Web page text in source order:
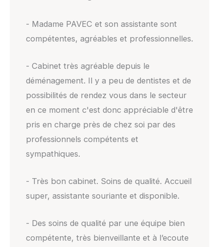
- Madame PAVEC et son assistante sont
compétentes, agréables et professionnelles.
- Cabinet très agréable depuis le
déménagement. Il y a peu de dentistes et de
possibilités de rendez vous dans le secteur
en ce moment c'est donc appréciable d'être
pris en charge près de chez soi par des
professionnels compétents et
sympathiques.
- Très bon cabinet. Soins de qualité. Accueil
super, assistante souriante et disponible.
- Des soins de qualité par une équipe bien
compétente, très bienveillante et à l’ecoute